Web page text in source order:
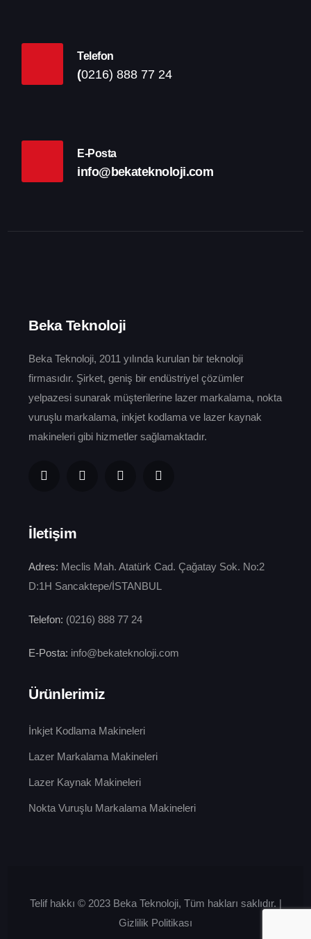
Telefon
(0216) 888 77 24
E-Posta
info@bekateknoloji.com
Beka Teknoloji
Beka Teknoloji, 2011 yılında kurulan bir teknoloji
firmasıdır. Şirket, geniş bir endüstriyel çözümler
yelpazesi sunarak müşterilerine lazer markalama, nokta
vuruşlu markalama, inkjet kodlama ve lazer kaynak
makineleri gibi hizmetler sağlamaktadır.
İletişim
Adres: Meclis Mah. Atatürk Cad. Çağatay Sok. No:2
D:1H Sancaktepe/İSTANBUL
Telefon: (0216) 888 77 24
E-Posta: info@bekateknoloji.com
Ürünlerimiz
İnkjet Kodlama Makineleri
Lazer Markalama Makineleri
Lazer Kaynak Makineleri
Nokta Vuruşlu Markalama Makineleri
Telif hakkı © 2023 Beka Teknoloji, Tüm hakları saklıdır. |
Gizlilik Politikası